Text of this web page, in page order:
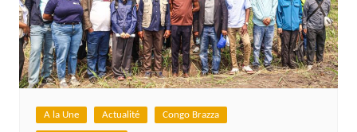
A la Une Actualité Congo Brazza